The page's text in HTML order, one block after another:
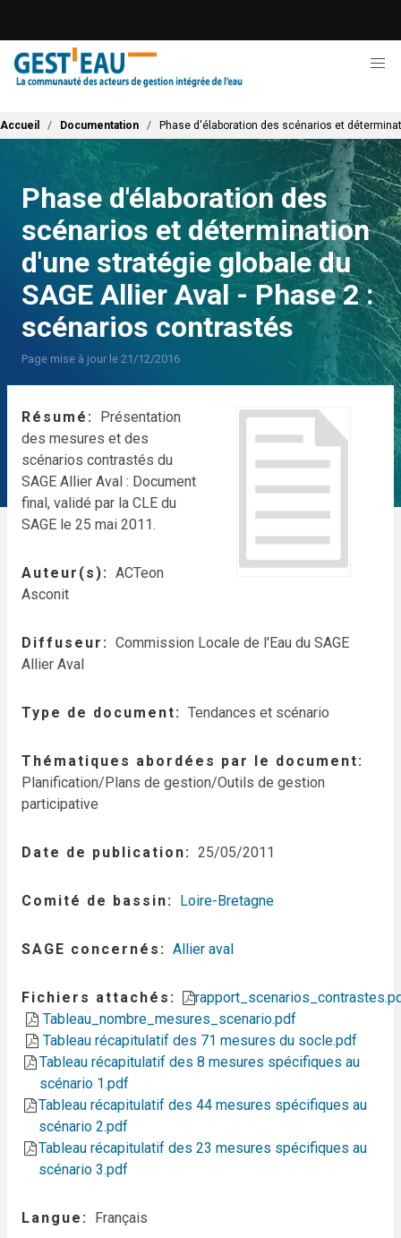
contenu
principal
Fil d'Ariane
Accueil Documentation Phase d'élaboration des scénarios et
Phase d'élaboration des
scénarios et détermination
d'une stratégie globale du
SAGE Allier Aval - Phase 2 :
scénarios contrastés
Page mise à jour le 21/12/2016
Résumé
Présentation
des mesures et des
scénarios contrastés du
SAGE Allier Aval : Document
final, validé par la CLE du
SAGE le 25 mai 2011.
Auteur(s)
ACTeon
Asconit
Diffuseur
Commission Locale de l'Eau du SAGE
Allier Aval
Type de document Tendances et scénario
Thématiques abordées par le document
Planification/Plans de gestion/Outils de gestion
participative
Date de publication 25/05/2011
Comité de bassin Loire-Bretagne
SAGE concernés Allier aval
Fichiers attachés
Tableau_nombre_mesures_scenario.pdf
Tableau récapitulatif des 71 mesures du socle.pdf
Tableau récapitulatif des 8 mesures spécifiques au
scénario 1.pdf
Tableau récapitulatif des 44 mesures spécifiques au
scénario 2.pdf
Tableau récapitulatif des 23 mesures spécifiques au
scénario 3.pdf
Langue Français